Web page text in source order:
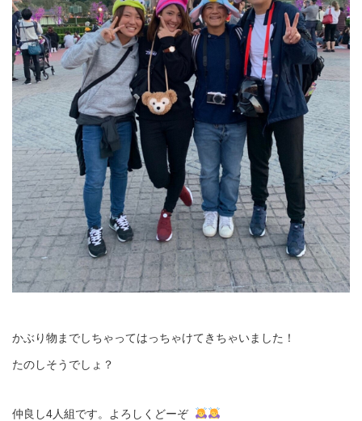
かぶり物までしちゃってはっちゃけてきちゃいました！
たのしそうでしょ？
仲良し4人組です。よろしくどーぞ ‍ ‍‍